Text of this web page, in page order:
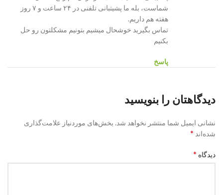
شماست، بله ما پشیتبانی تلفنی در ۲۴ ساعت و ۷ روز
هفته هم داریم.
تماس بگیرید خوشحال میشیم بتونیم مشکلتون رو حل
بکنیم
پاسخ
دیدگاهتان را بنویسید
نشانی ایمیل شما منتشر نخواهد شد. بخش‌های موردنیاز علامت‌گذاری
شده‌اند *
دیدگاه *